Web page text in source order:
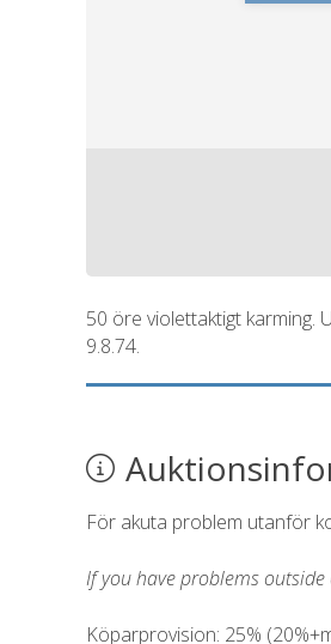
50 öre violettaktigt karming.
9.8.74.
För akuta problem utanför
If you have problems
Köparprovision: 25%